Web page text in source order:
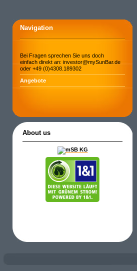
Navigation
Bei Fragen sprechen Sie uns doch
einfach direkt an: investor@mySunBar.de
oder +49 (0)4308.189302
Angebote
About us